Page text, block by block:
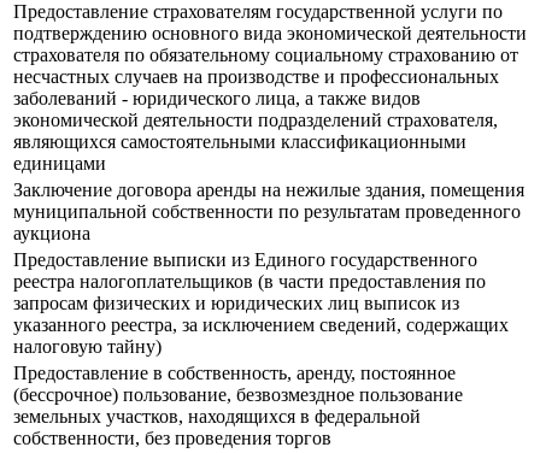
Предоставление страхователям государственной услуги по
подтверждению основного вида экономической деятельности
страхователя по обязательному социальному страхованию от
несчастных случаев на производстве и профессиональных
заболеваний - юридического лица, а также видов
экономической деятельности подразделений страхователя,
являющихся самостоятельными классификационными
единицами
Заключение договора аренды на нежилые здания, помещения
муниципальной собственности по результатам проведенного
аукциона
Предоставление выписки из Единого государственного
реестра налогоплательщиков (в части предоставления по
запросам физических и юридических лиц выписок из
указанного реестра, за исключением сведений, содержащих
налоговую тайну)
Предоставление в собственность, аренду, постоянное
(бессрочное) пользование, безвозмездное пользование
земельных участков, находящихся в федеральной
собственности, без проведения торгов